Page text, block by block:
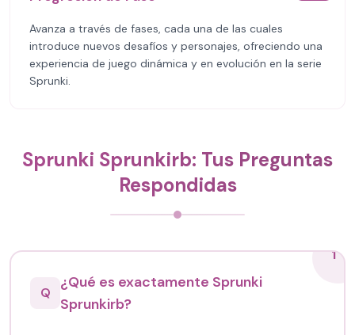
Avanza a través de fases, cada una de las cuales
introduce nuevos desafíos y personajes, ofreciendo una
experiencia de juego dinámica y en evolución en la serie
Sprunki.
Sprunki Sprunkirb: Tus Preguntas
Respondidas
1
Q
¿Qué es exactamente Sprunki
Sprunkirb?